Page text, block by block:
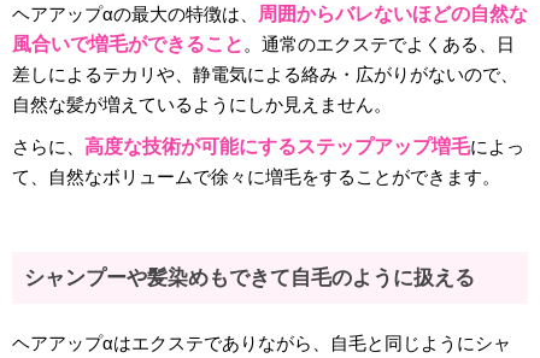
ヘアアップαの最大の特徴は、
周囲からバレないほどの自然な
風合いで増毛ができること 。通常のエクステでよくある、日
差しによるテカリや、静電気による絡み・広がりがないので、
自然な髪が増えているようにしか見えません。
さらに、 高度な技術が可能にするステップアップ増毛によっ
て、自然なボリュームで徐々に増毛をすることができます。
シャンプーや髪染めもできて自毛のように扱える
ヘアアップαはエクステでありながら、自毛と同じようにシャ